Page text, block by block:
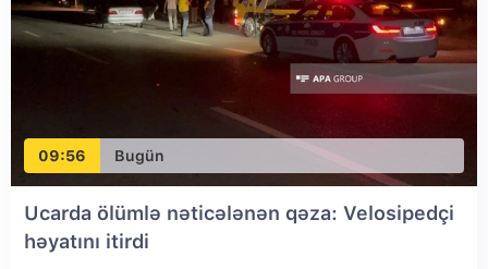
09:56 Bugün
Ucarda ölümlə nəticələnən qəza: Velosipedçi
həyatını itirdi